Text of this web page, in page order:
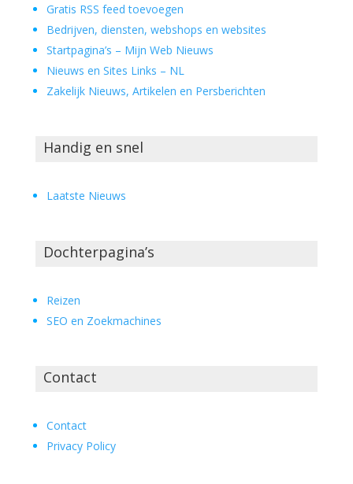
Gratis RSS feed toevoegen
Bedrijven, diensten, webshops en websites
Startpagina’s – Mijn Web Nieuws
Nieuws en Sites Links – NL
Zakelijk Nieuws, Artikelen en Persberichten
Handig en snel
Laatste Nieuws
Dochterpagina’s
Reizen
SEO en Zoekmachines
Contact
Contact
Privacy Policy